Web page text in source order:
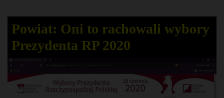
Powiat: Oni to rachowali wybory
Prezydenta RP 2020